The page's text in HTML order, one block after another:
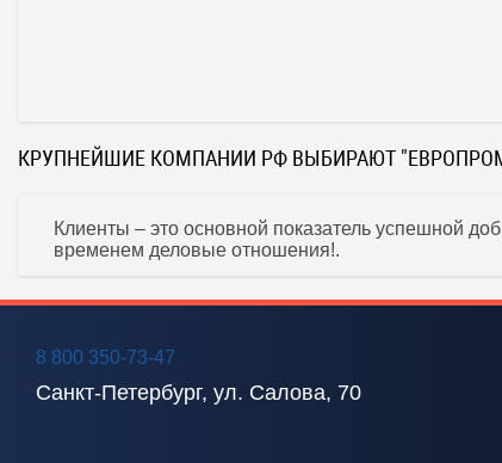
КРУПНЕЙШИЕ КОМПАНИИ РФ ВЫБИРАЮТ
Клиенты – это основной показатель успешной
временем деловые отношения!.
8 800 350-73-47
Санкт-Петербург, ул. Салова, 70